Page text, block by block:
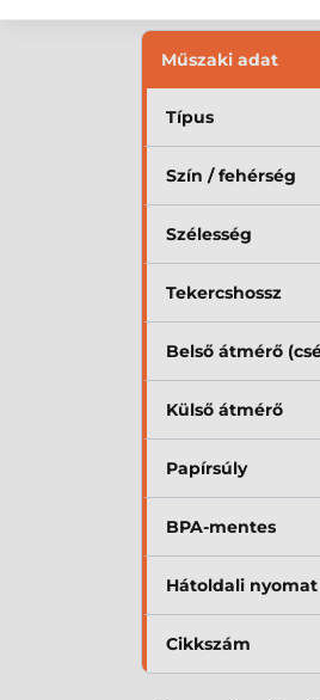
Műszaki adat
Típus
Szín / fehérség
Szélesség
Tekercshossz
Belső átmérő
Külső átmérő
Papírsúly
BPA-mentes
Hátoldali nyomat
Cikkszám